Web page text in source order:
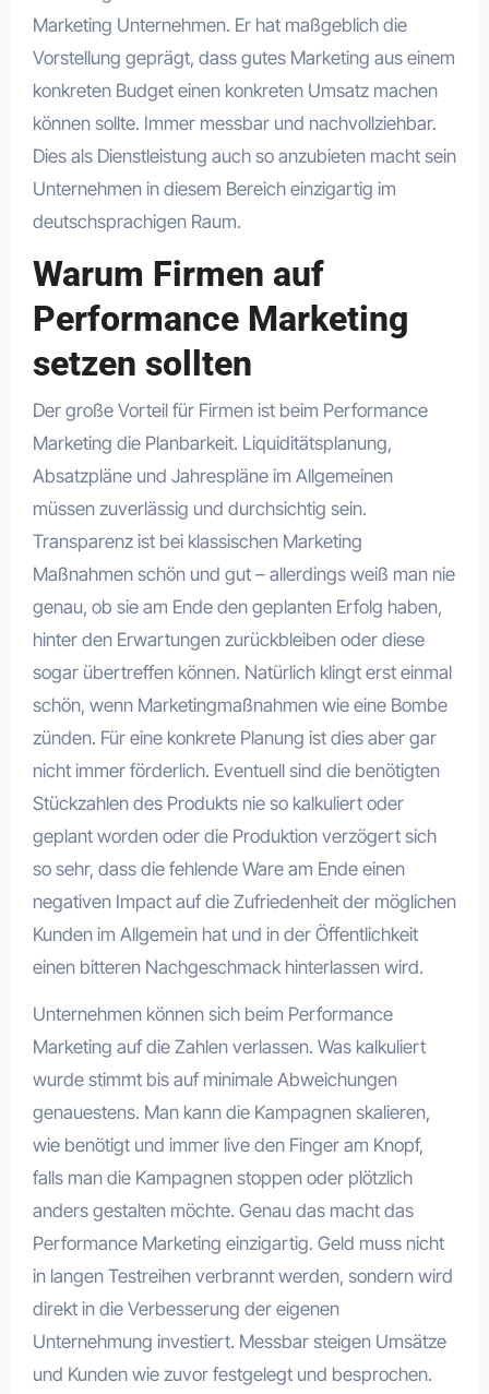
Marketing Unternehmen. Er hat maßgeblich die
Vorstellung geprägt, dass gutes Marketing aus einem
konkreten Budget einen konkreten Umsatz machen
können sollte. Immer messbar und nachvollziehbar.
Dies als Dienstleistung auch so anzubieten macht sein
Unternehmen in diesem Bereich einzigartig im
deutschsprachigen Raum.
Warum Firmen auf
Performance Marketing
setzen sollten
Der große Vorteil für Firmen ist beim Performance
Marketing die Planbarkeit. Liquiditätsplanung,
Absatzpläne und Jahrespläne im Allgemeinen
müssen zuverlässig und durchsichtig sein.
Transparenz ist bei klassischen Marketing
Maßnahmen schön und gut – allerdings weiß man nie
genau, ob sie am Ende den geplanten Erfolg haben,
hinter den Erwartungen zurückbleiben oder diese
sogar übertreffen können. Natürlich klingt erst einmal
schön, wenn Marketingmaßnahmen wie eine Bombe
zünden. Für eine konkrete Planung ist dies aber gar
nicht immer förderlich. Eventuell sind die benötigten
Stückzahlen des Produkts nie so kalkuliert oder
geplant worden oder die Produktion verzögert sich
so sehr, dass die fehlende Ware am Ende einen
negativen Impact auf die Zufriedenheit der möglichen
Kunden im Allgemein hat und in der Öffentlichkeit
einen bitteren Nachgeschmack hinterlassen wird.
Unternehmen können sich beim Performance
Marketing auf die Zahlen verlassen. Was kalkuliert
wurde stimmt bis auf minimale Abweichungen
genauestens. Man kann die Kampagnen skalieren,
wie benötigt und immer live den Finger am Knopf,
falls man die Kampagnen stoppen oder plötzlich
anders gestalten möchte. Genau das macht das
Performance Marketing einzigartig. Geld muss nicht
in langen Testreihen verbrannt werden, sondern wird
direkt in die Verbesserung der eigenen
Unternehmung investiert. Messbar steigen Umsätze
und Kunden wie zuvor festgelegt und besprochen.